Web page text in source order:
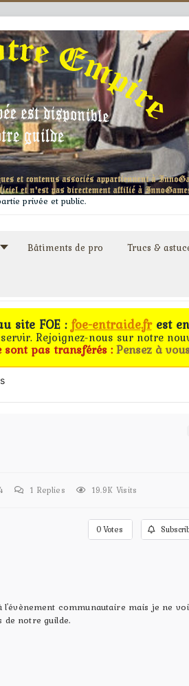
privée et public.
Bâtiments de pro Trucs &
site FOE :foe-entraide.frest
Rejoignez-nous sur notre
pas transférés :Pensez à
1 Replies 19.9K Visits
0Votes
communautaire mais je ne
de notre guilde.